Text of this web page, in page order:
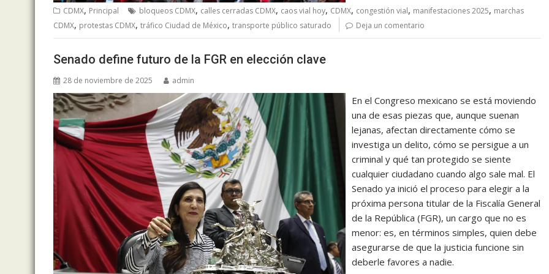
CDMX, Principal bloqueos CDMX, calles cerradas CDMX, caos vial hoy, CDMX, congestión vial, manifestaciones 2025, marchas
CDMX, protestas CDMX, tráfico Ciudad de México, transporte público saturado Deja un comentario
Senado define futuro de la FGR en elección clave
28 de noviembre de 2025 admin
En el Congreso mexicano se está moviendo
una de esas piezas que, aunque suenan
lejanas, afectan directamente cómo se
investiga un delito, cómo se persigue a un
criminal y qué tan protegido se siente
cualquier ciudadano cuando algo sale mal. El
Senado ya inició el proceso para elegir a la
próxima persona titular de la Fiscalía General
de la República (FGR), un cargo que no es
menor: es, en términos simples, quien debe
asegurarse de que la justicia funcione sin
deberle favores a nadie.